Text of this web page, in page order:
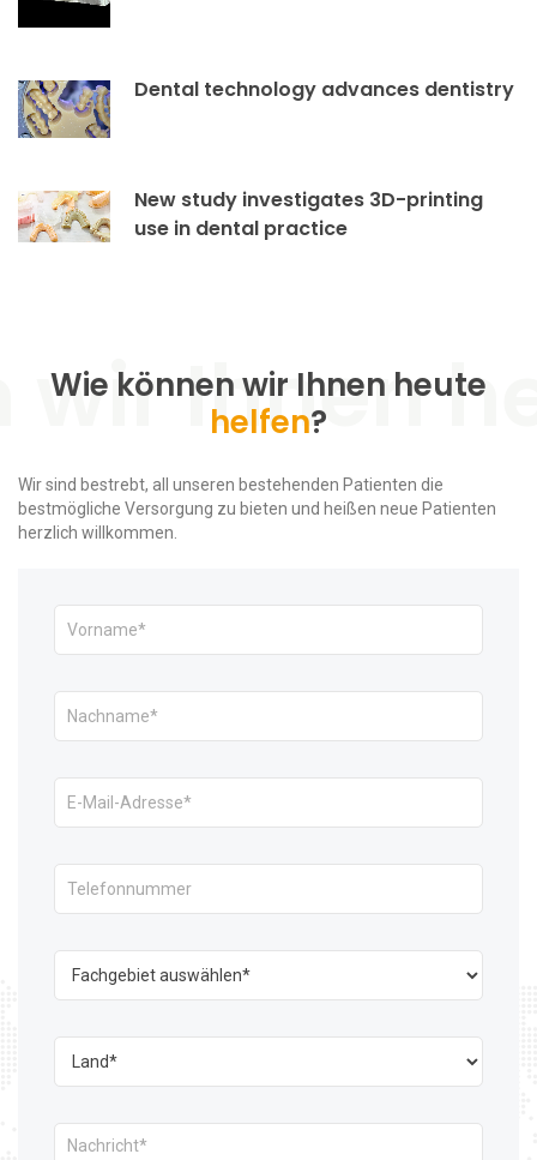
Dental technology advances dentistry
New study investigates 3D-printing
use in dental practice
Wie können wir Ihnen heute
helfen?
Wir sind bestrebt, all unseren bestehenden Patienten die
bestmögliche Versorgung zu bieten und heißen neue Patienten
herzlich willkommen.